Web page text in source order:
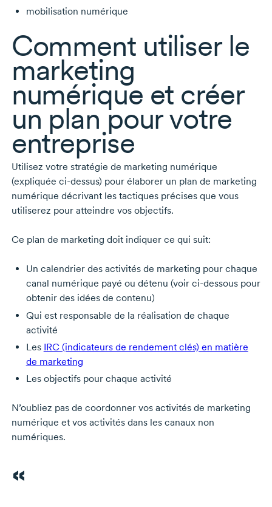
mobilisation numérique
Comment utiliser le
marketing
numérique et créer
un plan pour votre
entreprise
Utilisez votre stratégie de marketing numérique
(expliquée ci-dessus) pour élaborer un plan de marketing
numérique décrivant les tactiques précises que vous
utiliserez pour atteindre vos objectifs.
Ce plan de marketing doit indiquer ce qui suit:
Un calendrier des activités de marketing pour chaque
canal numérique payé ou détenu (voir ci-dessouspour
obtenir des idées de contenu)
Qui est responsable de la réalisation de chaque
activité
Les IRC (indicateurs de rendement clés) en matière
de marketing
Les objectifs pour chaque activité
N’oubliez pas de coordonner vos activités de marketing
numérique et vos activités dans les canaux non
numériques.